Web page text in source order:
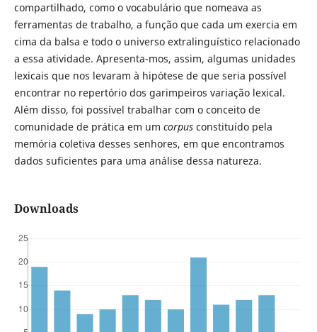
compartilhado, como o vocabulário que nomeava as
ferramentas de trabalho, a função que cada um exercia em
cima da balsa e todo o universo extralinguístico relacionado
a essa atividade. Apresenta-mos, assim, algumas unidades
lexicais que nos levaram à hipótese de que seria possível
encontrar no repertório dos garimpeiros variação lexical.
Além disso, foi possível trabalhar com o conceito de
comunidade de prática em um corpusconstituído pela
memória coletiva desses senhores, em que encontramos
dados suficientes para uma análise dessa natureza.
Downloads